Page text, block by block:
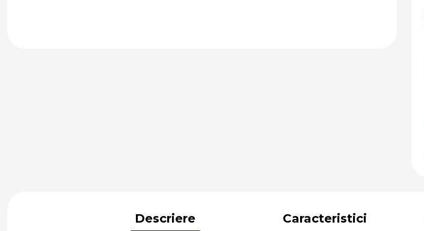
Descriere Caracteristici